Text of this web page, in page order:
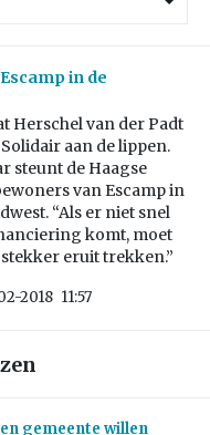
in de
Herschel van der Padt
aan de lippen.
steunt de Haagse
van Escamp in
“Als er niet snel
komt, moet
eruit trekken.”
2018 11:57
gemeente willen